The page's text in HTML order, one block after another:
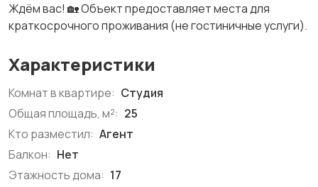
Ждём вас! 🏡 Объект предоставляет места для
краткосрочного проживания (не гостиничные услуги).
Характеристики
Комнат в квартире: Студия
Общая площадь, м²: 25
Кто разместил: Агент
Балкон: Нет
Этажность дома: 17